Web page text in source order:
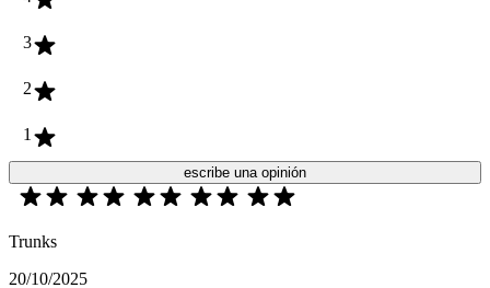
3
2
1
escribe una opinión
Trunks
20/10/2025